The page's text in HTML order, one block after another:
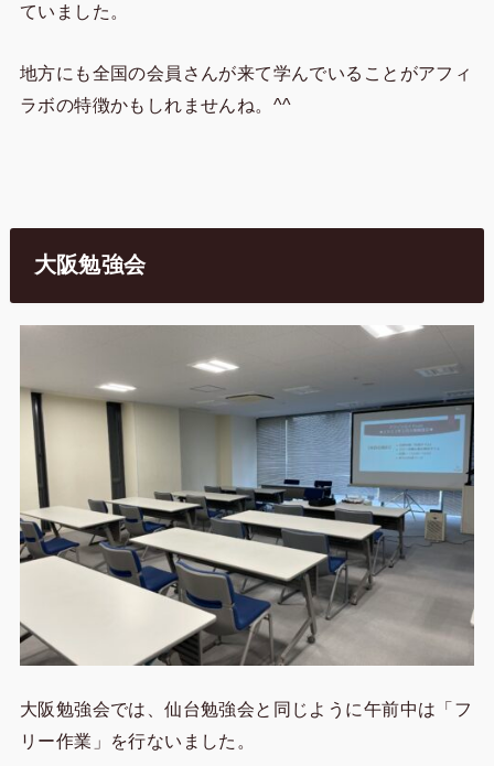
ていました。
地方にも全国の会員さんが来て学んでいることがアフィ
ラボの特徴かもしれませんね。^^
大阪勉強会
大阪勉強会では、仙台勉強会と同じように午前中は「フ
リー作業」を行ないました。